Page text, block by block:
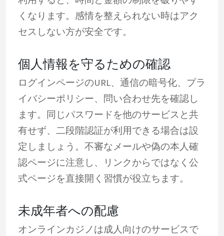
くなります。感情を整えられない時はアク
セスしない方が安全です。
個人情報を守るための確認
ログインページのURL、通信の暗号化、プラ
イバシーポリシー、問い合わせ先を確認し
ます。同じパスワードを他のサービスと共
有せず、二段階認証が利用できる場合は設
定しましょう。不審なメールや偽の本人確
認ページに注意し、リンクからではなく公
式ページを直接開く習慣が役立ちます。
未成年者への配慮
オンラインカジノは成人向けのサービスで